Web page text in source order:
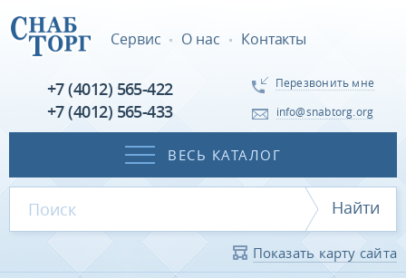
Сервис О нас Контакты
+7 (4012) 565-422
+7 (4012) 565-433
Перезвонить мне
info@snabtorg.org
ВЕСЬ КАТАЛОГ
Найти
Показать карту сайта